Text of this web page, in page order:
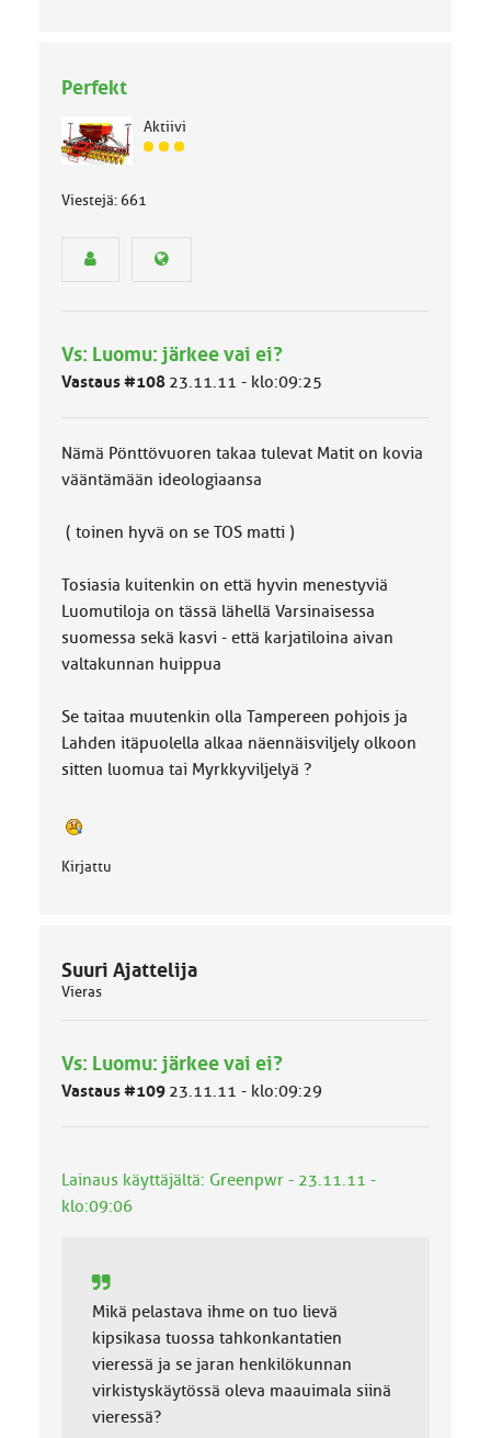
Perfekt
Aktiivi
J
s
l
u
a
:
Viestejä: 661
Vs: Luomu: järkee vai ei?
Vastaus #108 23.11.11 - klo:09:25
Nämä Pönttövuoren takaa tulevat Matit on kovia
vääntämään ideologiaansa
( toinen hyvä on se TOS matti )
Tosiasia kuitenkin on että hyvin menestyviä
Luomutiloja on tässä lähellä Varsinaisessa
suomessa sekä kasvi - että karjatiloina aivan
valtakunnan huippua
Se taitaa muutenkin olla Tampereen pohjois ja
Lahden itäpuolella alkaa näennäisviljely olkoon
sitten luomua tai Myrkkyviljelyä ?
Kirjattu
Suuri Ajattelija
Vieras
Vs: Luomu: järkee vai ei?
Vastaus #109 23.11.11 - klo:09:29
Lainaus käyttäjältä: Greenpwr - 23.11.11 -
klo:09:06
Mikä pelastava ihme on tuo lievä
kipsikasa tuossa tahkonkantatien
vieressä ja se jaran henkilökunnan
virkistyskäytössä oleva maauimala siinä
vieressä?